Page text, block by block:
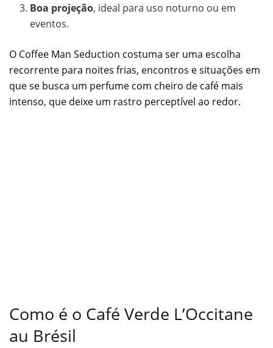
Boa projeção, ideal para uso noturno ou em
eventos.
O Coffee Man Seduction costuma ser uma escolha
recorrente para noites frias, encontros e situações em
que se busca um perfume com cheiro de café mais
intenso, que deixe um rastro perceptível ao redor.
Como é o Café Verde L’Occitane
au Brésil